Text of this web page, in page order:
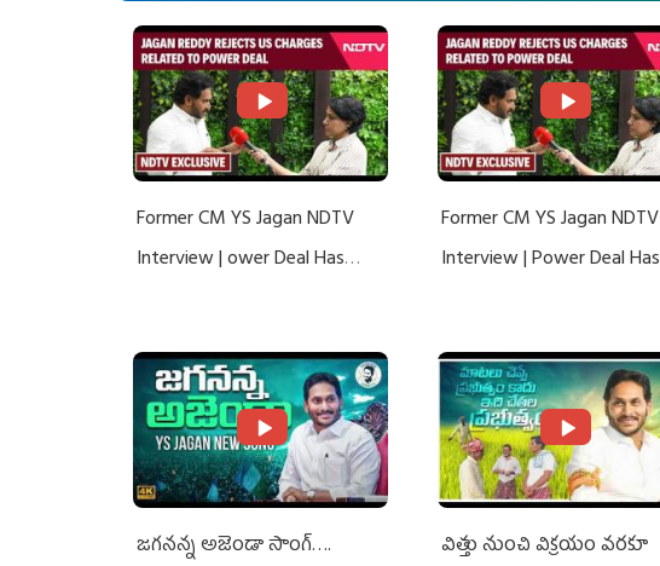
Former CM YS Jagan NDTV
Interview | ower Deal Has
Former CM YS Jagan NDTV
Interview | Power Deal Has
జగనన్న అజెండా సాంగ్….
విత్తు నుంచి విక్రయం వరకూ